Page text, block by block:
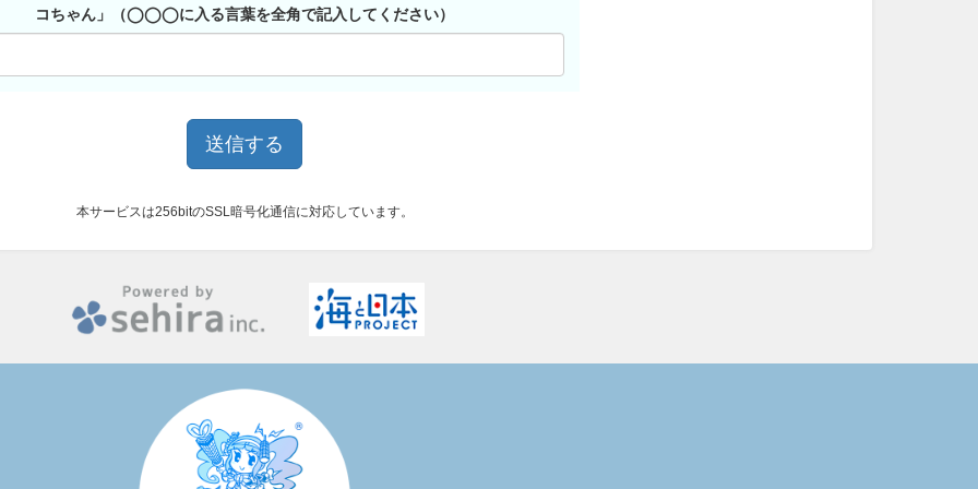
コちゃん」（◯◯◯に入る言葉を全角で記入してください）
本サービスは256bitのSSL暗号化通信に対応しています。